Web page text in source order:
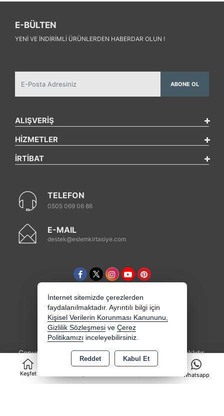
Keşfet
0
Whatsapp
E-BÜLTEN
YENI VE INDIRIMLI ÜRÜNLERDEN HABERDAR OLUN !
ABONE OL
ALIŞVERİŞ
HİZMETLER
İRTİBAT
TELEFON
0505 069 06 86
E-MAIL
destek@eslemkirtasiye.com
Copyright 2026 eslemkirtasiye.com - Tüm hakları saklıdır.
Kredi kartı bilgileriniz 256bit SSL sertifikası ile
korunmaktadır.
İnternet sitemizde çerezlerden
faydalanılmaktadır. Ayrıntılı bilgi için
Kişisel Verilerin Korunması Kanununu,
Gizlilik Sözleşmesi ve Çerez
Politikamızı inceleyebilirsiniz.
Reddet Kabul Et